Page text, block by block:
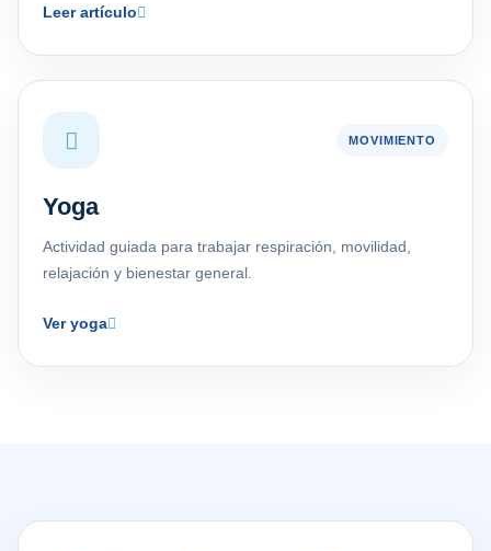
Leer artículo
MOVIMIENTO
Yoga
Actividad guiada para trabajar respiración, movilidad,
relajación y bienestar general.
Ver yoga